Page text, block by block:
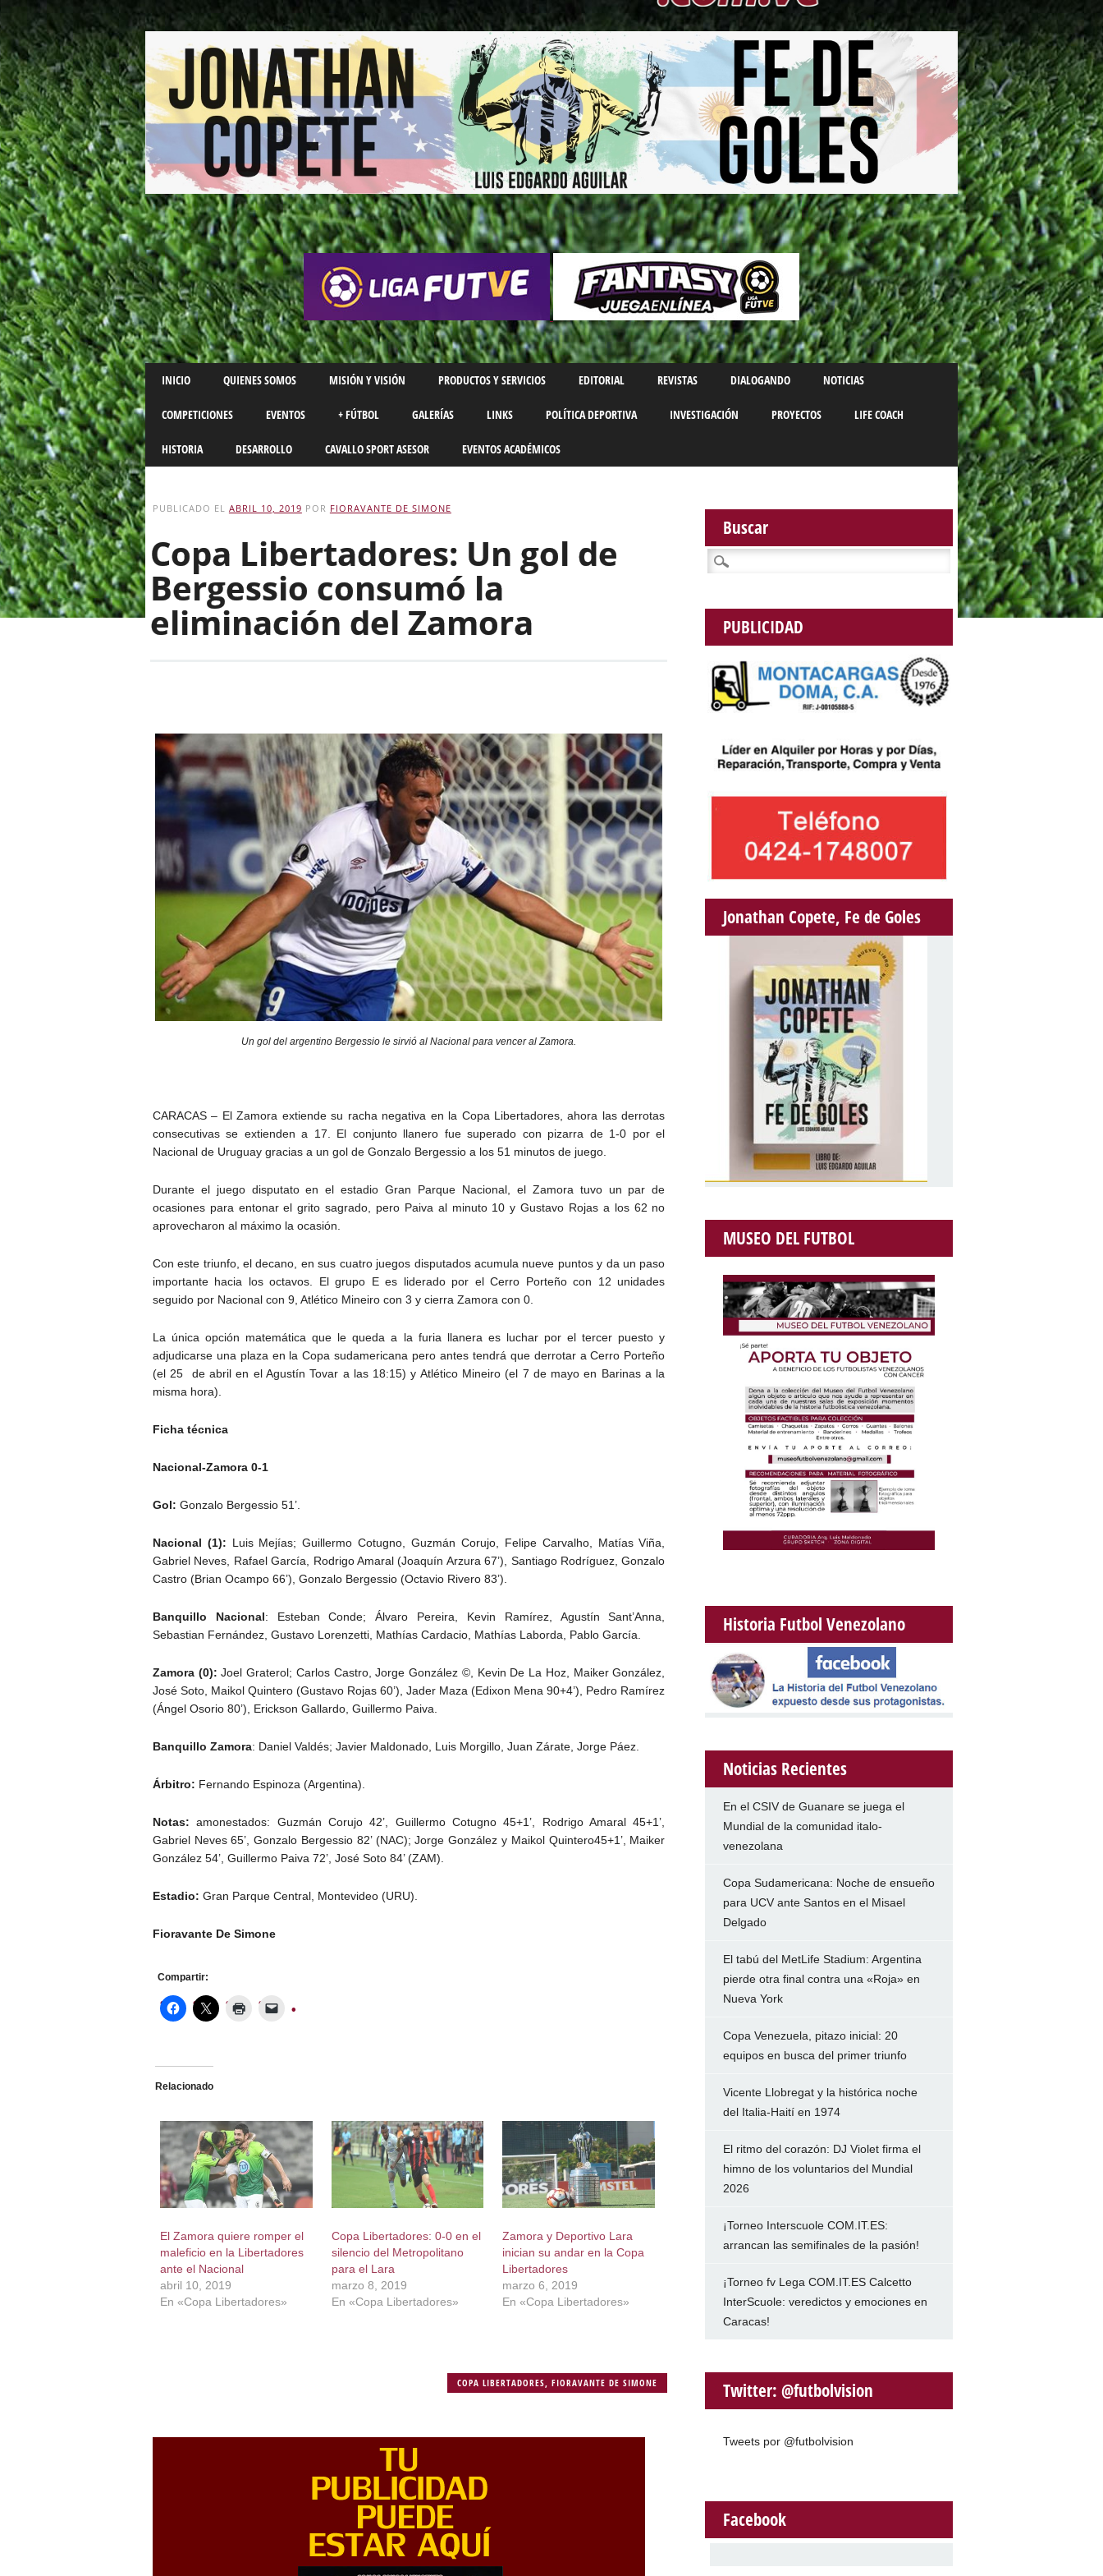
Main menu
Skip
to
content
INICIO QUIENES SOMOS MISIÓN Y VISIÓN PRODUCTOS Y SERVICIOS EDITORIAL REVISTAS DIALOGANDO NOTICIAS
COMPETICIONES EVENTOS + FÚTBOL GALERÍAS LINKS POLÍTICA DEPORTIVA INVESTIGACIÓN PROYECTOS LIFE COACH
HISTORIA DESARROLLO CAVALLO SPORT ASESOR EVENTOS ACADÉMICOS
PUBLICADO EL ABRIL 10, 2019 POR FIORAVANTE DE SIMONE
Copa Libertadores: Un gol de
Bergessio consumó la
eliminación del Zamora
Un gol del argentino Bergessio le sirvió al Nacional para vencer al Zamora.
CARACAS – El Zamora extiende su racha negativa en la Copa Libertadores, ahora las derrotas
consecutivas se extienden a 17. El conjunto llanero fue superado con pizarra de 1-0 por el
Nacional de Uruguay gracias a un gol de Gonzalo Bergessio a los 51 minutos de juego.
Durante el juego disputato en el estadio Gran Parque Nacional, el Zamora tuvo un par de
ocasiones para entonar el grito sagrado, pero Paiva al minuto 10 y Gustavo Rojas a los 62 no
aprovecharon al máximo la ocasión.
Con este triunfo, el decano, en sus cuatro juegos disputados acumula nueve puntos y da un paso
importante hacia los octavos. El grupo E es liderado por el Cerro Porteño con 12 unidades
seguido por Nacional con 9, Atlético Mineiro con 3 y cierra Zamora con 0.
La única opción matemática que le queda a la furia llanera es luchar por el tercer puesto y
adjudicarse una plaza en la Copa sudamericana pero antes tendrá que derrotar a Cerro Porteño
(el 25 de abril en el Agustín Tovar a las 18:15) y Atlético Mineiro (el 7 de mayo en Barinas a la
misma hora).
Ficha técnica
Nacional-Zamora 0-1
Gol: Gonzalo Bergessio 51’.
Nacional (1): Luis Mejías; Guillermo Cotugno, Guzmán Corujo, Felipe Carvalho, Matías Viña,
Gabriel Neves, Rafael García, Rodrigo Amaral (Joaquín Arzura 67’), Santiago Rodríguez, Gonzalo
Castro (Brian Ocampo 66’), Gonzalo Bergessio (Octavio Rivero 83’).
Banquillo Nacional: Esteban Conde; Álvaro Pereira, Kevin Ramírez, Agustín Sant’Anna,
Sebastian Fernández, Gustavo Lorenzetti, Mathías Cardacio, Mathías Laborda, Pablo García.
Zamora (0): Joel Graterol; Carlos Castro, Jorge González ©, Kevin De La Hoz, Maiker González,
José Soto, Maikol Quintero (Gustavo Rojas 60’), Jader Maza (Edixon Mena 90+4’), Pedro Ramírez
(Ángel Osorio 80’), Erickson Gallardo, Guillermo Paiva.
Banquillo Zamora: Daniel Valdés; Javier Maldonado, Luis Morgillo, Juan Zárate, Jorge Páez.
Árbitro: Fernando Espinoza (Argentina).
Notas: amonestados: Guzmán Corujo 42’, Guillermo Cotugno 45+1’, Rodrigo Amaral 45+1’,
Gabriel Neves 65’, Gonzalo Bergessio 82’ (NAC); Jorge González y Maikol Quintero45+1’, Maiker
González 54’, Guillermo Paiva 72’, José Soto 84’ (ZAM).
Estadio: Gran Parque Central, Montevideo (URU).
Fioravante De Simone
Compartir:
Relacionado
El Zamora quiere romper el
maleficio en la Libertadores
ante el Nacional
abril 10, 2019
En «Copa Libertadores»
Copa Libertadores: 0-0 en el
silencio del Metropolitano
para el Lara
marzo 8, 2019
En «Copa Libertadores»
Zamora y Deportivo Lara
inician su andar en la Copa
Libertadores
marzo 6, 2019
En «Copa Libertadores»
COPA LIBERTADORES ,FIORAVANTE DE SIMONE
Buscar
Buscar:
PUBLICIDAD
Jonathan Copete, Fe de Goles
MUSEO DEL FUTBOL
Historia Futbol Venezolano
Noticias Recientes
En el CSIV de Guanare se juega el
Mundial de la comunidad italo-
venezolana
Copa Sudamericana: Noche de ensueño
para UCV ante Santos en el Misael
Delgado
El tabú del MetLife Stadium: Argentina
pierde otra final contra una «Roja» en
Nueva York
Copa Venezuela, pitazo inicial: 20
equipos en busca del primer triunfo
Vicente Llobregat y la histórica noche
del Italia-Haití en 1974
El ritmo del corazón: DJ Violet firma el
himno de los voluntarios del Mundial
2026
¡Torneo Interscuole COM.IT.ES:
arrancan las semifinales de la pasión!
¡Torneo fv Lega COM.IT.ES Calcetto
InterScuole: veredictos y emociones en
Caracas!
Twitter: @futbolvision
Tweets por @futbolvision
Facebook